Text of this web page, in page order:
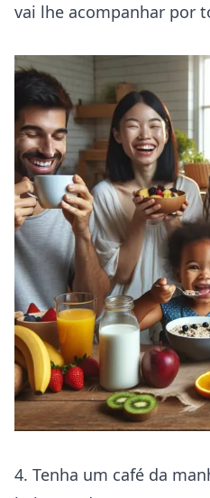
vai lhe acompanhar por
4. Tenha um café da